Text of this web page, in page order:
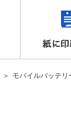
モバイルバッテ